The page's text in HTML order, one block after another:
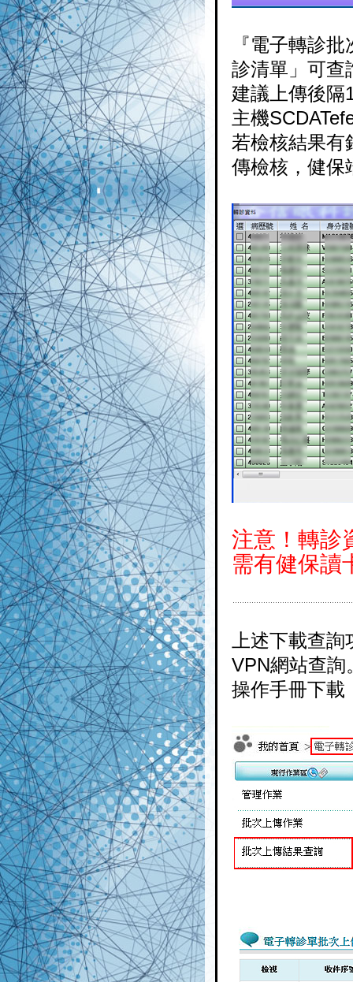
『電子轉診
診清單」可查
建議上傳後隔
主機
若檢核結果有
傳檢核，健保
注意！轉診
需有健保讀
上述下載查
VPN網站查詢
操作手冊下載